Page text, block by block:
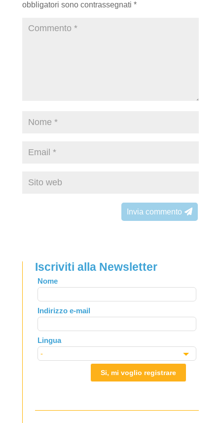
obbligatori sono contrassegnati *
Invia commento
Iscriviti alla Newsletter
Leave
this
field
blank
Nome
Indirizzo e-mail
Lingua
Si, mi voglio registrare